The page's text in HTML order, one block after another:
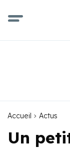
Accueil Actus
Un